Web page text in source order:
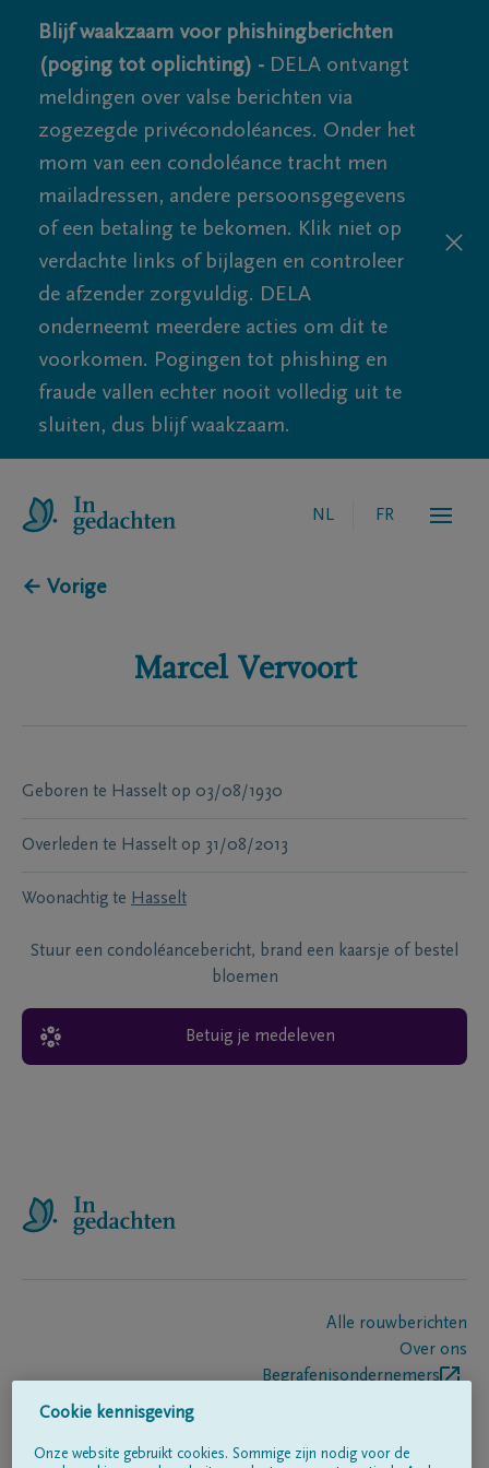
Blijf waakzaam voor phishingberichten
(poging tot oplichting) - DELA ontvangt
meldingen over valse berichten via
zogezegde privécondoléances. Onder het
mom van een condoléance tracht men
mailadressen, andere persoonsgegevens
of een betaling te bekomen. Klik niet op
verdachte links of bijlagen en controleer
de afzender zorgvuldig. DELA
onderneemt meerdere acties om dit te
voorkomen. Pogingen tot phishing en
fraude vallen echter nooit volledig uit te
sluiten, dus blijf waakzaam.
NL FR
← Vorige
Marcel Vervoort
Geboren te Hasselt op 03/08/1930
Overleden te Hasselt op 31/08/2013
Woonachtig te Hasselt
Stuur een condoléancebericht, brand een kaarsje of bestel
bloemen
Betuig je medeleven
Alle rouwberichten
Over ons
Begrafenisondernemers
Cookie kennisgeving
Onze website gebruikt cookies. Sommige zijn nodig voor de